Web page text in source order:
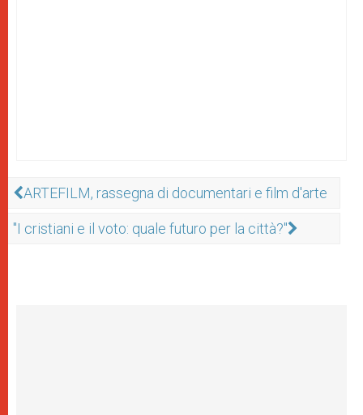
ARTEFILM, rassegna di documentari e film d'arte
"I cristiani e il voto: quale futuro per la città?"